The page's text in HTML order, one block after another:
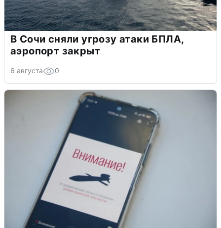
В Сочи сняли угрозу атаки БПЛА,
аэропорт закрыт
6 августа 0